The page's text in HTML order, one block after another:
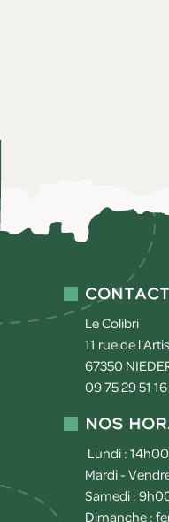
Le Colibri
11 rue de
67350
09 75 29 51 16
Nos
Lundi :
Mardi -
Samedi :
Dimanche :